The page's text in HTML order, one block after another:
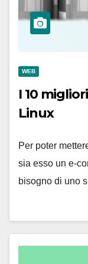
WEB
I 10
Linux
Per poter
sia esso un e-
bisogno di uno